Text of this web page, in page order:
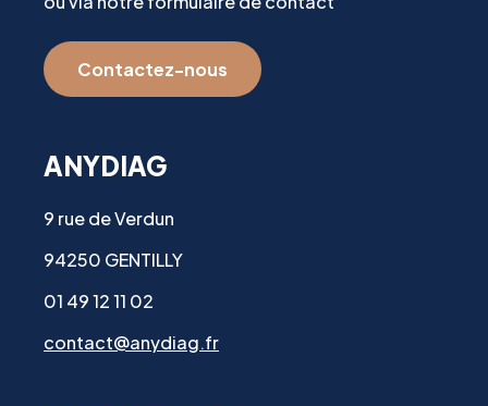
Contactez-nous
ANYDIAG
9 rue de Verdun
94250 GENTILLY
01 49 12 11 02
contact@anydiag.fr